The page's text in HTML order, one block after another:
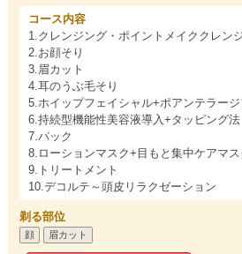
コース内容
1.クレンジング・ポイントメイククレン
2.お顔そり
3.眉カット
4.耳のうぶ毛そり
5.ホイップフェイシャル+ポアンテラー
6.持続型機能性美容液導入+タッピング法
7.パック
8.ローションマスク+目もと集中ケアマス
9.トリートメント
10.デコルテ～頭皮リラクゼーション
剃る部位
顔 眉カット